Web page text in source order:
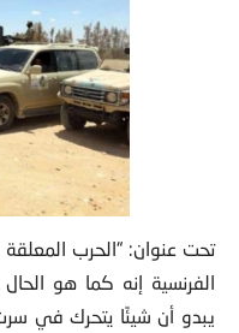
تحت عنوان: “الحرب
الفرنسية إنه كما هو
يبدو أن شيئًا يتحرك في